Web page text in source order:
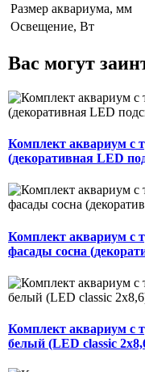
Размер аквариума, мм
Освещение, Вт
Вас могут
Комплект аквариум с
(декоративная LED
Комплект аквариум с
фасады сосна
Комплект аквариум с
белый (LED classic